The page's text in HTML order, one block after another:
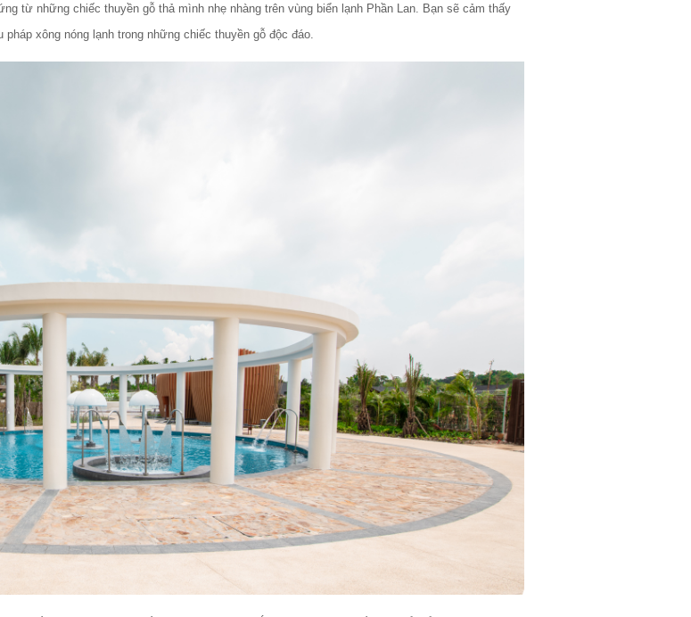
từ những chiếc thuyền gỗ thả mình nhẹ nhàng trên vùng biển lạnh Phần Lan. Bạn sẽ cảm thấy
xông nóng lạnh trong những chiếc thuyền gỗ độc đáo.